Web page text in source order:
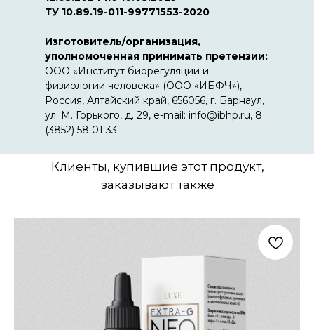
урбанизации и снижения питательной
Все продукты создаются без
консервантов, усилителей вкуса,
ароматизаторов и других химических
добавок. Мы сознательно не добавляем
ничего, что может искусственно менять
вкус или увеличивать срок хранения,
потому что такие вещества могут вызывать
микровоспаления, аллергические реакции
и даже негативно влиять на усвоение
ТУ 10.89.19-011-99771553-2020
Изготовитель/организация,
уполномоченная принимать претензии:
ООО «Институт биорегуляции и
физиологии человека» (ООО «ИБФЧ»),
Россия, Алтайский край, 656056, г. Барнаул,
ул. М. Горького, д. 29, e-mail: info@ibhp.ru, 8
(3852) 58 01 33.
Клиенты, купившие этот продукт,
заказывают также